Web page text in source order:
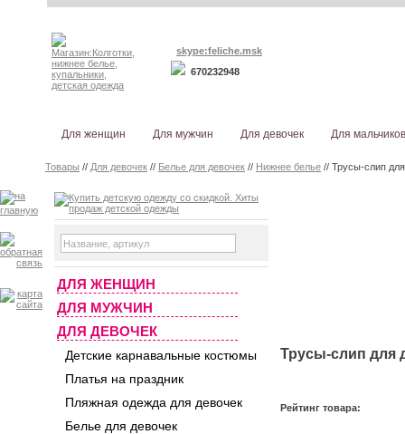
skype:feliche.msk
670232948
Для женщин Для мужчин Для девочек Для мальчиков
Товары // Для девочек // Белье для девочек // Нижнее белье // Трусы-слип
ДЛЯ ЖЕНЩИН
ДЛЯ МУЖЧИН
ДЛЯ ДЕВОЧЕК
Детские карнавальные костюмы
Платья на праздник
Пляжная одежда для девочек
Белье для девочек
Трусы-слип для
Рейтинг товара: